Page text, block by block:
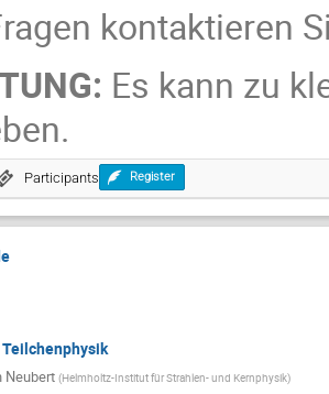
kontaktieren
Es kann zu
Participants Register
Neubert (Helmholtz-Institut für Strahlen- und Kernphysik)